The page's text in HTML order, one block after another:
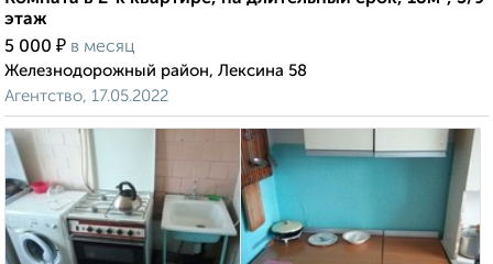
этаж
5 000 ₽ в месяц
Железнодорожный район, Лексина 58
Агентство, 17.05.2022